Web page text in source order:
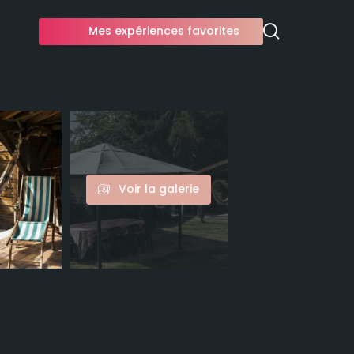
Mes expériences favorites
Voir la galerie